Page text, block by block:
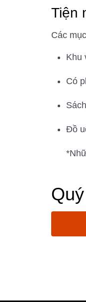
Tiện
Các
Khu
Có
Đồ